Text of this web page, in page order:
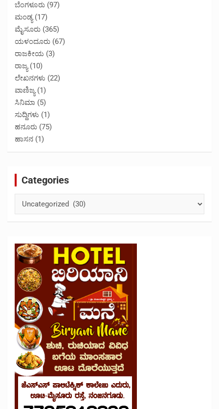
ಬೆಂಗಳೂರು (97)
ಮಂಡ್ಯ(17)
ಮೈಸೂರು (365)
ಯಳಂದೂರು (67)
ರಾಜಕೀಯ (3)
ರಾಜ್ಯ(10)
ಲೇಖನಗಳು (22)
ವಾಣಿಜ್ಯ(1)
ಸಿನಿಮಾ (5)
ಸುದ್ದಿಗಳು (1)
ಹನೂರು (75)
ಹಾಸನ (1)
Categories